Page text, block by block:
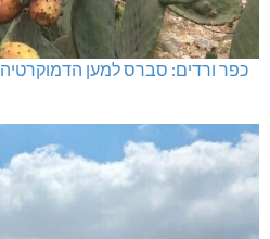
כפר ורדים: סברס למען הדמוקרטיה